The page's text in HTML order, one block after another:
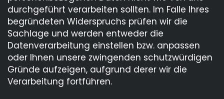
durchgeführt verarbeiten sollten. Im Falle Ihres
begründeten Widerspruchs prüfen wir die
Sachlage und werden entweder die
Datenverarbeitung einstellen bzw. anpassen
oder Ihnen unsere zwingenden schutzwürdigen
Gründe aufzeigen, aufgrund derer wir die
Verarbeitung fortführen.